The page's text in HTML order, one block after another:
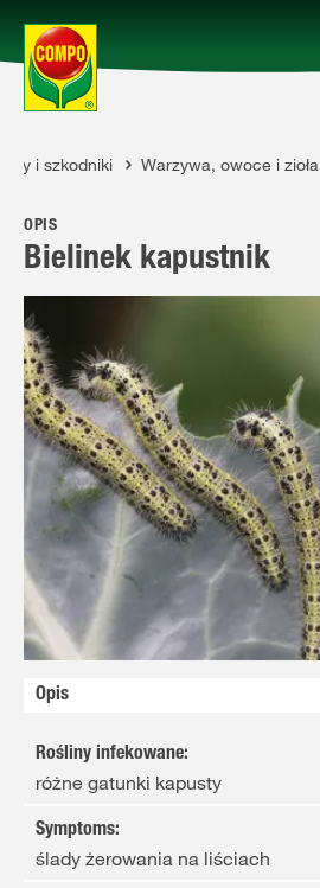
Produkty
Porady
Aktualne tematy
Kontakt
O nas
i szkodniki Warzywa, owoce i zioła
OPIS
Bielinek kapustnik
Opis
Rośliny infekowane:
różne gatunki kapusty
Symptoms:
ślady żerowania na liściach